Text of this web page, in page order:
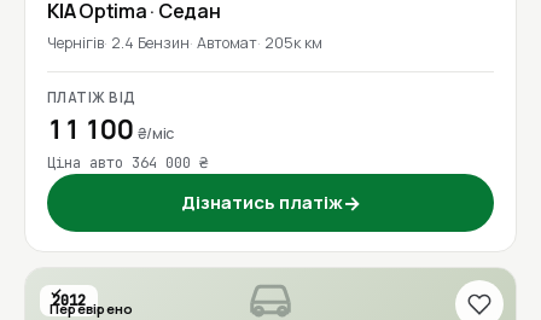
KIAOptima· Седан
Чернігів 2.4 Бензин Автомат 205к км
ПЛАТІЖ ВІД
11 100 ₴/міс
Ціна авто 364 000 ₴
Дізнатись платіж→
2012
Перевірено